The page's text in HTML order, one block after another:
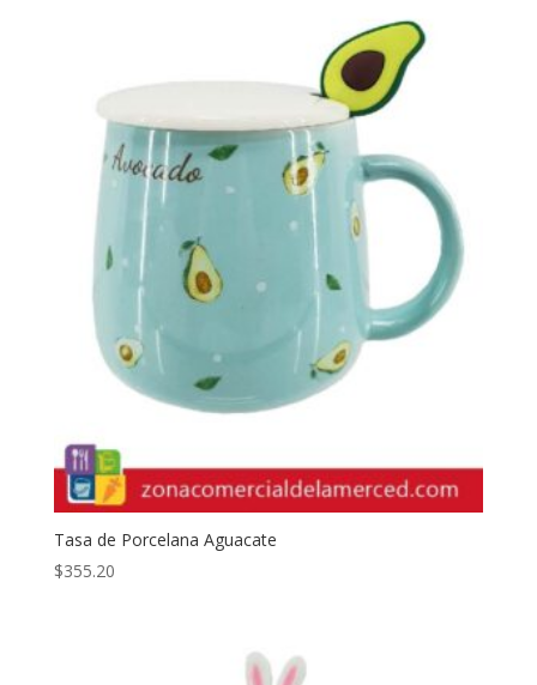
Tasa de Porcelana Aguacate
$355.20